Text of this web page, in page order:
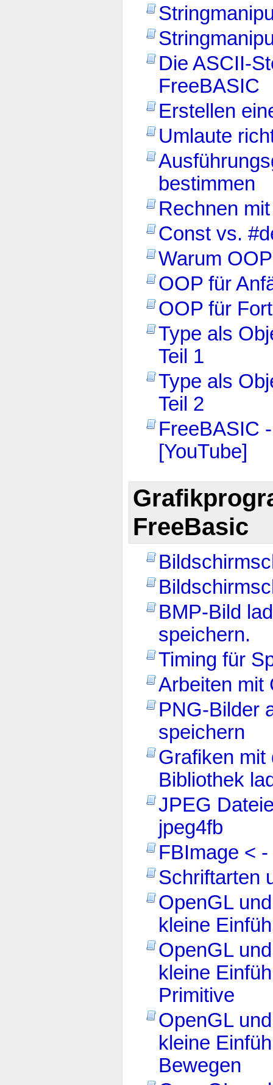
Die ASCII-
FreeBASIC
Erstellen
Umlaute
bestimmen
Rechnen
Const vs.
Warum
OOP für
OOP für
Type als
Teil 1
Type als
Teil 2
FreeBASIC
[YouTube]
FreeBasic
BMP-Bild
speichern.
Timing für
Arbeiten mit
PNG-Bilder
speichern
Grafiken mit
Bibliothek
JPEG
jpeg4fb
FBImage <
Schriftarten
OpenGL
kleine
OpenGL
kleine
Primitive
OpenGL
kleine
Bewegen